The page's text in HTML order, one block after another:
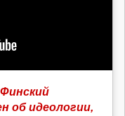
Финский
об идеологии,